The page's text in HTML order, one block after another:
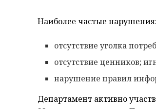
Наиболее частые нарушения:
отсутствие уголка
отсутствие ценников;
нарушение правил
Департамент активно